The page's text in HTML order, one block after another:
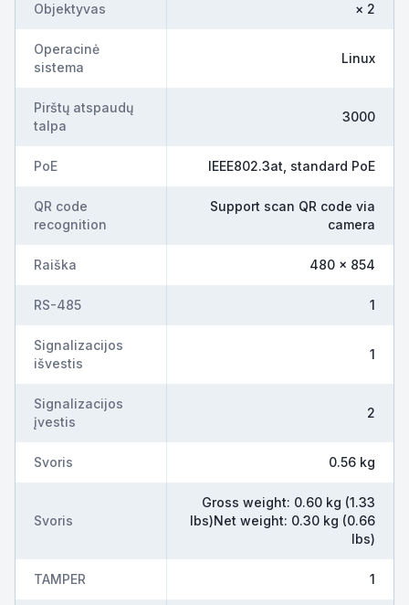
Objektyvas × 2
Operacinė
sistema
Linux
Pirštų atspaudų
talpa
3000
PoE IEEE802.3at, standard PoE
QR code
recognition
Support scan QR code via
camera
Raiška 480 × 854
RS-485 1
Signalizacijos
išvestis
1
Signalizacijos
įvestis
2
Svoris 0.56 kg
Svoris
Gross weight: 0.60 kg (1.33
lbs)Net weight: 0.30 kg (0.66
lbs)
TAMPER 1